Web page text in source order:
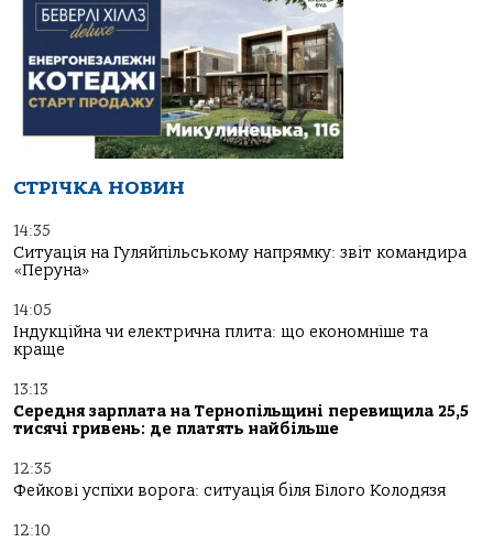
СТРІЧКА НОВИН
14:35
Ситуація на Гуляйпільському напрямку: звіт командира
«Перуна»
14:05
Індукційна чи електрична плита: що економніше та
краще
13:13
Середня зарплата на Тернопільщині перевищила 25,5
тисячі гривень: де платять найбільше
12:35
Фейкові успіхи ворога: ситуація біля Білого Колодязя
12:10